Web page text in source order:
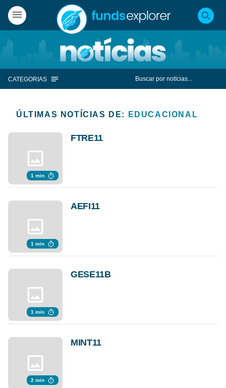
CATEGORIAS
ÚLTIMAS NOTÍCIAS DE: EDUCACIONAL
1 min
FTRE11
1 min
AEFI11
1 min
GESE11B
2 min
MINT11